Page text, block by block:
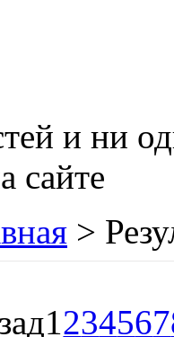
и ни
сайте
>
1 234567